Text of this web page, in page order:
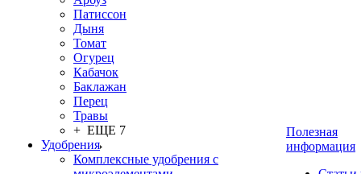
Патиссон
Дыня
Томат
Огурец
Кабачок
Баклажан
Перец
Травы
+ ЕЩЕ 7
Удобрения
Комплексные удобрения с
Полезная
информация